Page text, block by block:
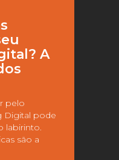
A
pelo
Digital pode
labirinto.
são a